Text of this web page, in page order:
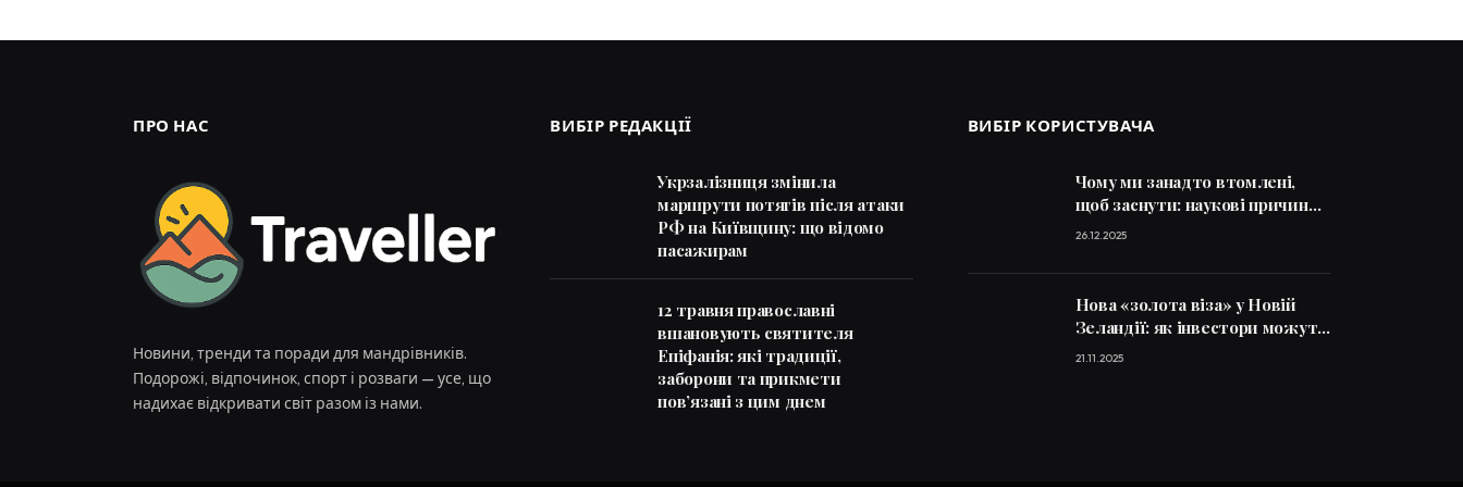
ПРО НАС
Новини, тренди та поради для мандрівників.
Подорожі, відпочинок, спорт і розваги — усе, що
надихає відкривати світ разом із нами.
ВИБІР РЕДАКЦІЇ
Укрзалізниця змінила
маршрути потягів після атаки
РФ на Київщину: що відомо
пасажирам
12 травня православні
вшановують святителя
Епіфанія: які традиції,
заборони та прикмети
пов’язані з цим днем
ВИБІР КОРИСТУВАЧА
Чому ми занадто втомлені,
щоб заснути: наукові причини і
способи впоратися
26.12.2025
Нова «золота віза» у Новій
Зеландії: як інвестори можуть
отримати посвідку на
21.11.2025